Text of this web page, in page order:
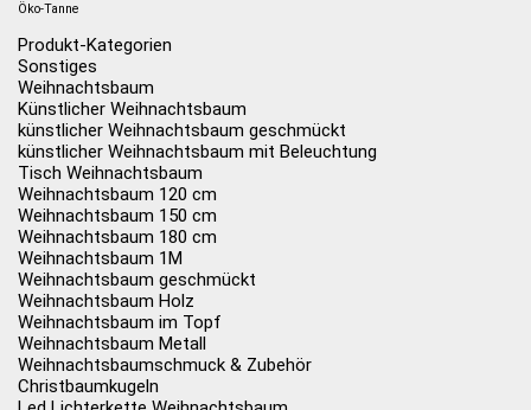
Öko-Tanne
Produkt-Kategorien
Sonstiges
Weihnachtsbaum
Künstlicher Weihnachtsbaum
künstlicher Weihnachtsbaum geschmückt
künstlicher Weihnachtsbaum mit Beleuchtung
Tisch Weihnachtsbaum
Weihnachtsbaum 120 cm
Weihnachtsbaum 150 cm
Weihnachtsbaum 180 cm
Weihnachtsbaum 1M
Weihnachtsbaum geschmückt
Weihnachtsbaum Holz
Weihnachtsbaum im Topf
Weihnachtsbaum Metall
Weihnachtsbaumschmuck & Zubehör
Christbaumkugeln